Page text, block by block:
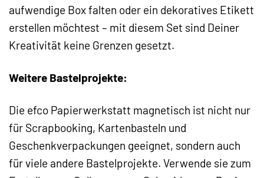
aufwendige Box falten oder ein dekoratives Etikett
erstellen möchtest – mit diesem Set sind Deiner
Kreativität keine Grenzen gesetzt.
Weitere Bastelprojekte:
Die efco Papierwerkstatt magnetisch ist nicht nur
für Scrapbooking, Kartenbasteln und
Geschenkverpackungen geeignet, sondern auch
für viele andere Bastelprojekte. Verwende sie zum